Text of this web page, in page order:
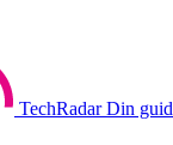
TechRadar Din